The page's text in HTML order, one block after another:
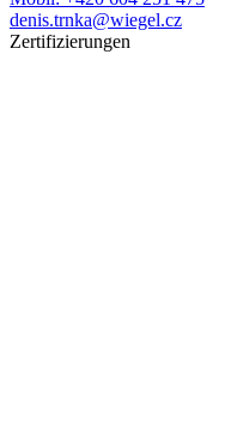
denis.trnka@wiegel.cz
Zertifizierungen